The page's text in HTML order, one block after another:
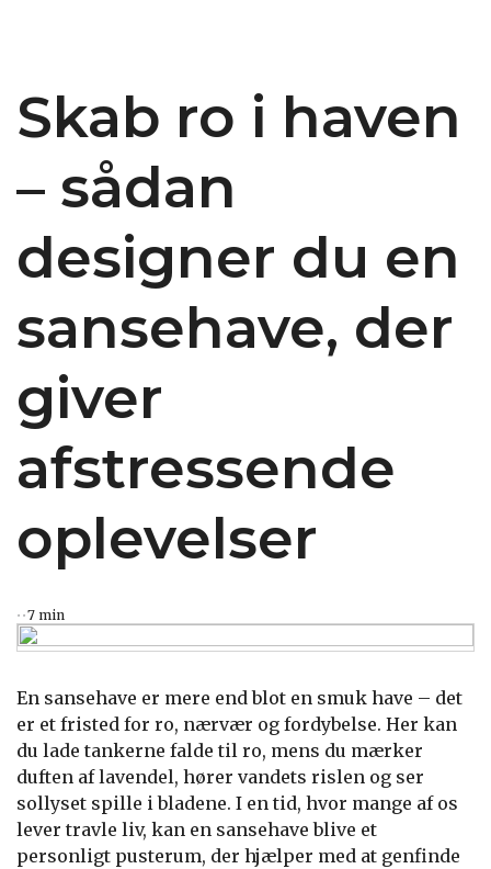
Skab ro i haven
– sådan
designer du en
sansehave, der
giver
afstressende
oplevelser
7 min
En sansehave er mere end blot en smuk have – det
er et fristed for ro, nærvær og fordybelse. Her kan
du lade tankerne falde til ro, mens du mærker
duften af lavendel, hører vandets rislen og ser
sollyset spille i bladene. I en tid, hvor mange af os
lever travle liv, kan en sansehave blive et
personligt pusterum, der hjælper med at genfinde